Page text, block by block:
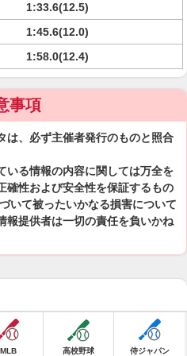
1:33.6(12.5)
1:45.6(12.0)
1:58.0(12.4)
事項
は、必ず主催者発行のものと照合
いる情報の内容に関しては万全を
確性および安全性を保証するもの
いて被ったいかなる損害について
報提供者は一切の責任を負いかね
MLB 高校野球 侍ジャパン